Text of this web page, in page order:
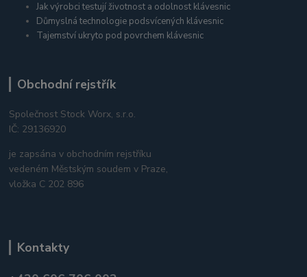
Jak výrobci testují životnost a odolnost klávesnic
Důmyslná technologie podsvícených klávesnic
Tajemství ukryto pod povrchem klávesnic
Obchodní rejstřík
Společnost Stock Worx, s.r.o.
IČ: 29136920
je zapsána v obchodním rejstříku
vedeném Městským soudem v Praze,
vložka C 202 896
Kontakty